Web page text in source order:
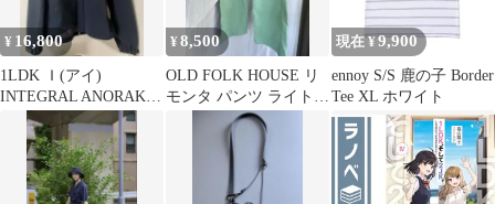
¥ 16,800
1LDK Ｉ(アイ)
INTEGRAL ANORAK
ジャケット20AW
¥8,500
OLD FOLK HOUSE リ
モンタ パンツ ライトグ
現在 ¥ 9,900
ennoy S/S 鹿の子 Border
Tee XL ホワイト